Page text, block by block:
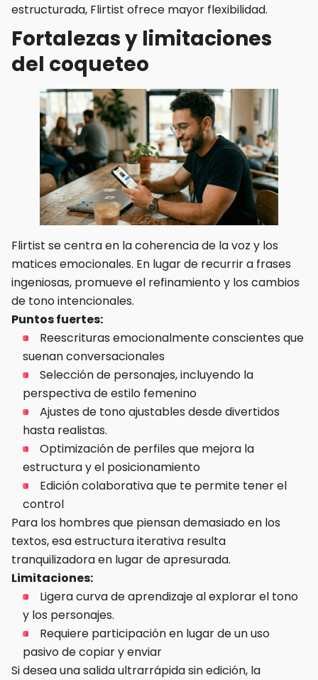
estructurada, Flirtist ofrece mayor flexibilidad.
Fortalezas y limitaciones
del coqueteo
Flirtist se centra en la coherencia de la voz y los
matices emocionales. En lugar de recurrir a frases
ingeniosas, promueve el refinamiento y los cambios
de tono intencionales.
Puntos fuertes:
Reescrituras emocionalmente conscientes que
suenan conversacionales
Selección de personajes, incluyendo la
perspectiva de estilo femenino
Ajustes de tono ajustables desde divertidos
hasta realistas.
Optimización de perfiles que mejora la
estructura y el posicionamiento
Edición colaborativa que te permite tener el
control
Para los hombres que piensan demasiado en los
textos, esa estructura iterativa resulta
tranquilizadora en lugar de apresurada.
Limitaciones:
Ligera curva de aprendizaje al explorar el tono
y los personajes.
Requiere participación en lugar de un uso
pasivo de copiar y enviar
Si desea una salida ultrarrápida sin edición, la